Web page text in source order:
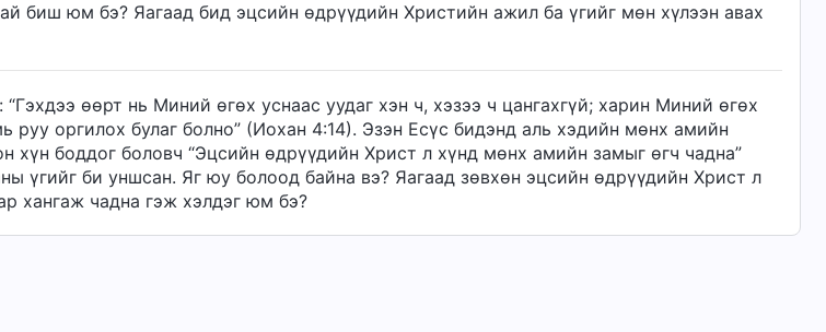
биш юм бэ? Яагаад бид эцсийн өдрүүдийн Христийн ажил ба үгийг мөн хүлээн авах
“Гэхдээ өөрт нь Миний өгөх уснаас уудаг хэн ч, хэзээ ч цангахгүй; харин Миний өгөх
руу оргилох булаг болно” (Иохан 4:14). Эзэн Есүс бидэнд аль хэдийн мөнх амийн
хүн боддог боловч “Эцсийн өдрүүдийн Христ л хүнд мөнх амийн замыг өгч чадна”
үгийг би уншсан. Яг юу болоод байна вэ? Яагаад зөвхөн эцсийн өдрүүдийн Христ л
хангаж чадна гэж хэлдэг юм бэ?